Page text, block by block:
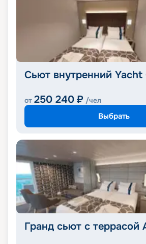
Сьют внутренний Yacht
от 250 240 ₽ /чел
Выбрать
Гранд сьют с террасой